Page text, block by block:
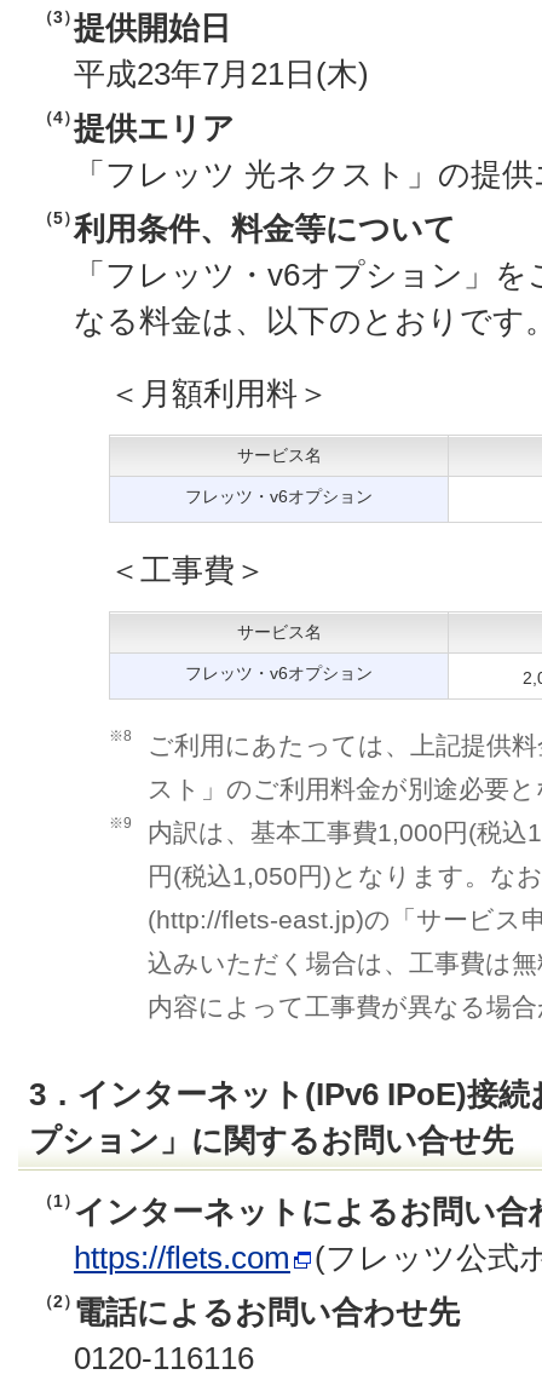
（3）提供開始日
平成23年7月21日(木)
（4）提供エリア
「フレッツ 光ネクスト」の提
（5）利用条件、料金等について
「フレッツ・v6オプション」
なる料金は、以下のとおりです
＜月額利用料＞
サービス名
フレッツ・v6オプション
＜工事費＞
サービス名
フレッツ・v6オプション
※8
ご利用にあたっては、上記提供
スト」のご利用料金が別途必要
※9
内訳は、基本工事費1,000円(税
円(税込1,050円)となります。な
(http://flets-east.jp)の「サービス
込みいただく場合は、工事費は
内容によって工事費が異なる場
3．インターネット(IPv6 IPoE)接
プション」に関するお問い合せ先
（1） インターネットによるお問い合
https://flets.com
(フレッツ公式
（2）電話によるお問い合わせ先
0120-116116